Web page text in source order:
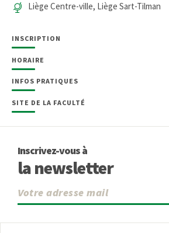
Liège Centre-ville, Liège Sart-Tilman
INSCRIPTION
HORAIRE
INFOS PRATIQUES
SITE DE LA FACULTÉ
Inscrivez-vous à
la newsletter